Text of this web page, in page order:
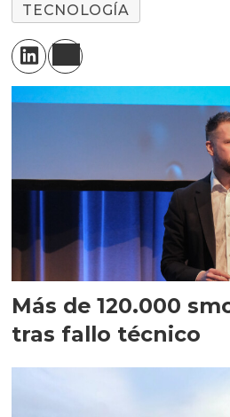
TECNOLOGÍA
Más de 120.000
tras fallo técnico